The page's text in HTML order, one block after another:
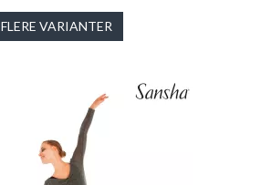
FLERE VARIANTER